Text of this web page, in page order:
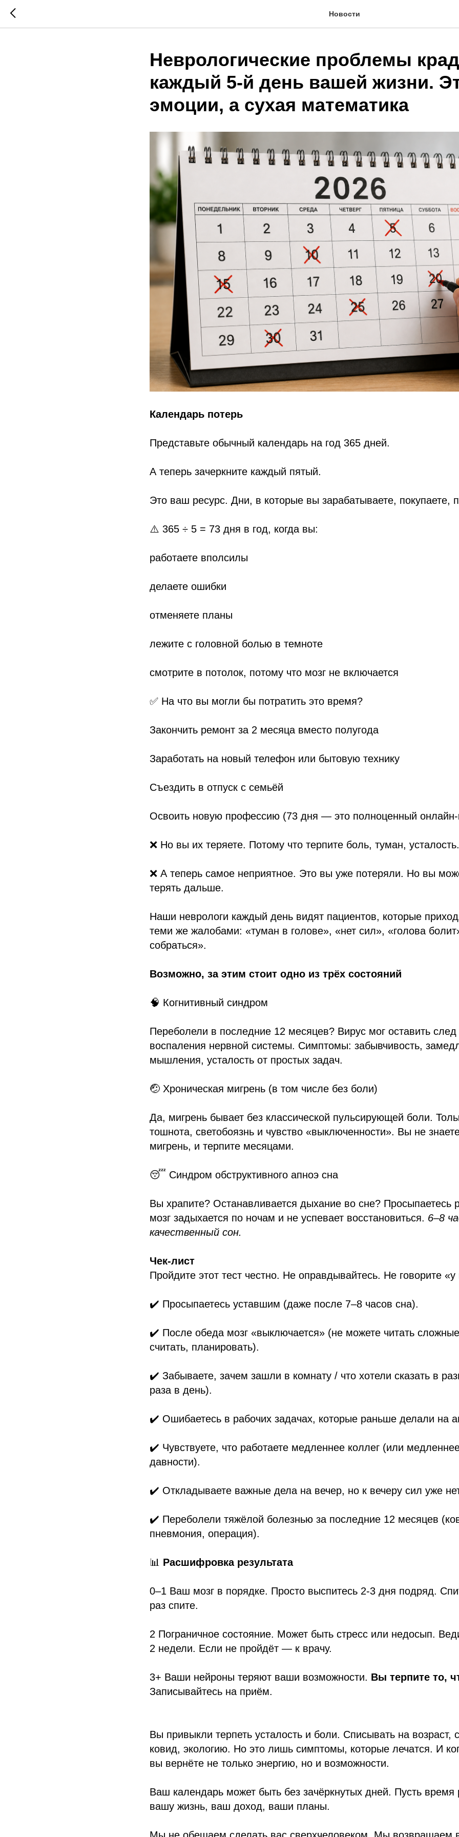
Новости
Неврологические проблемы
каждый 5-й день вашей жизни.
эмоции, а сухая математика
Календарь потерь
Представьте обычный календарь на год 365 дней.
А теперь зачеркните каждый пятый.
Это ваш ресурс. Дни, в которые вы зарабатываете, покупаете,
⚠️ 365 ÷ 5 = 73 дня в год, когда вы:
работаете вполсилы
делаете ошибки
отменяете планы
лежите с головной болью в темноте
смотрите в потолок, потому что мозг не включается
✅ На что вы могли бы потратить это время?
Закончить ремонт за 2 месяца вместо полугода
Заработать на новый телефон или бытовую технику
Съездить в отпуск с семьёй
Освоить новую профессию (73 дня — это полноценный онлайн-
❌ Но вы их теряете. Потому что терпите боль, туман, усталость.
❌ А теперь самое неприятное. Это вы уже потеряли. Но вы
терять дальше.
Наши неврологи каждый день видят пациентов, которые
теми же жалобами: «туман в голове», «нет сил», «голова
собраться».
Возможно, за этим стоит одно из трёх состояний
🧠 Когнитивный синдром
Переболели в последние 12 месяцев? Вирус мог оставить
воспаления нервной системы. Симптомы: забывчивость,
мышления, усталость от простых задач.
🤕 Хроническая мигрень (в том числе без боли)
Да, мигрень бывает без классической пульсирующей боли.
тошнота, светобоязнь и чувство «выключенности». Вы не
мигрень, и терпите месяцами.
😴 Синдром обструктивного апноэ сна
Вы храпите? Останавливается дыхание во сне? Просыпаетесь
мозг задыхается по ночам и не успевает восстановиться. 6–8
качественный сон.
Чек-лист
Пройдите этот тест честно. Не оправдывайтесь. Не говорите «у
✔️ Просыпаетесь уставшим (даже после 7–8 часов сна).
✔️ После обеда мозг «выключается» (не можете читать
считать, планировать).
✔️ Забываете, зачем зашли в комнату / что хотели сказать в
раза в день).
✔️ Ошибаетесь в рабочих задачах, которые раньше делали на
✔️ Чувствуете, что работаете медленнее коллег (или
давности).
✔️ Откладываете важные дела на вечер, но к вечеру сил уже
✔️ Переболели тяжёлой болезнью за последние 12 месяцев
пневмония, операция).
📊 Расшифровка результата
0–1 Ваш мозг в порядке. Просто выспитесь 2-3 дня подряд.
раз спите.
2 Пограничное состояние. Может быть стресс или недосып.
2 недели. Если не пройдёт — к врачу.
3+ Ваши нейроны теряют ваши возможности. Вы терпите то,
Записывайтесь на приём.
Вы привыкли терпеть усталость и боли. Списывать на возраст,
ковид, экологию. Но это лишь симптомы, которые лечатся. И
вы вернёте не только энергию, но и возможности.
Ваш календарь может быть без зачёркнутых дней. Пусть время
вашу жизнь, ваш доход, ваши планы.